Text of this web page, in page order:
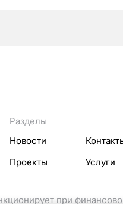
Разделы
Новости
Проекты
Услуги
при